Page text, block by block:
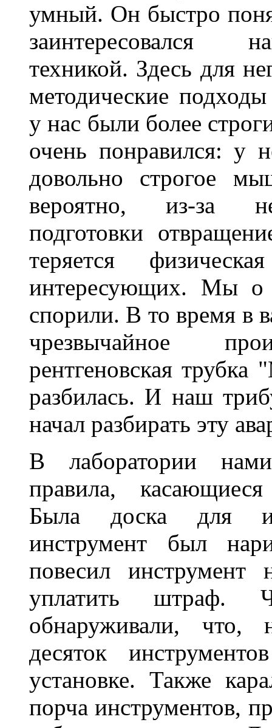
умный. Он быстро
заинтересовался
техникой. Здесь для
методические
у нас были более
очень понравился: у
довольно строгое
вероятно, из-за
подготовки
теряется
интересующих. Мы
спорили. В то время в
чрезвычайное
рентгеновская трубка
разбилась. И наш
начал разбирать эту
В лаборатории
правила,
Была доска для
инструмент был
повесил
уплатить штраф.
обнаруживали, что,
десяток
установке. Также
порча инструментов,